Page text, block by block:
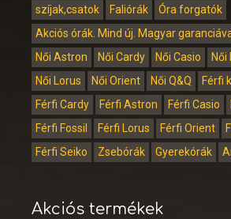
szíjak,csatok Faliórák
Óra forgatók
Akciós órák. Mind új. Magyar
Női Astron
Női Cardy Női Casio
Női
Női Lorus
Női Orient Női Q&Q
Férfi
Férfi Cardy
Férfi Astron Férfi Casio
Férfi Fossil
Férfi Lorus Férfi Orient
Férfi Seiko
Zsebórák Gyerekórák
Akciós termékek